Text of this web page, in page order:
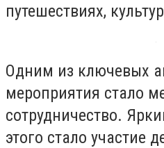
путешествиях,
Одним из ключевых
мероприятия стало
сотрудничество.
этого стало участие